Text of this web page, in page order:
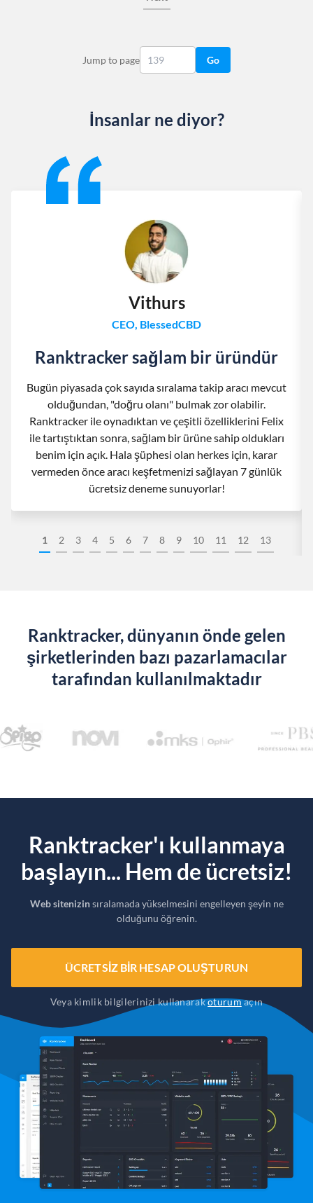
Jump to page Go
İnsanlar ne diyor?
1 2 3 4 5 6 7 8 9 10 11 12 13
Vithurs
CEO, BlessedCBD
Ranktracker sağlam bir üründür
Bugün piyasada çok sayıda sıralama takip aracı mevcut
olduğundan, "doğru olanı" bulmak zor olabilir.
Ranktracker ile oynadıktan ve çeşitli özelliklerini Felix
ile tartıştıktan sonra, sağlam bir ürüne sahip oldukları
benim için açık. Hala şüphesi olan herkes için, karar
vermeden önce aracı keşfetmenizi sağlayan 7 günlük
ücretsiz deneme sunuyorlar!
Ranktracker, dünyanın önde gelen
şirketlerinden bazı pazarlamacılar
tarafından kullanılmaktadır
Ranktracker'ı kullanmaya
başlayın... Hem de ücretsiz!
Web sitenizinsıralamada yükselmesini engelleyen şeyin ne
olduğunu öğrenin.
ÜCRETSIZ BIR HESAP OLUŞTURUN
Veya kimlik bilgilerinizi kullanarakoturumaçın